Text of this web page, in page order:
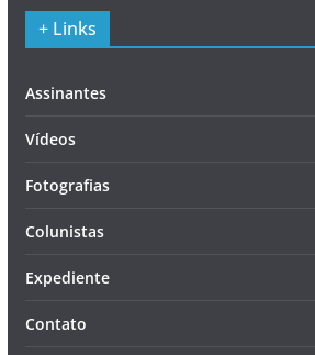
+ Links
Assinantes
Vídeos
Fotografias
Colunistas
Expediente
Contato